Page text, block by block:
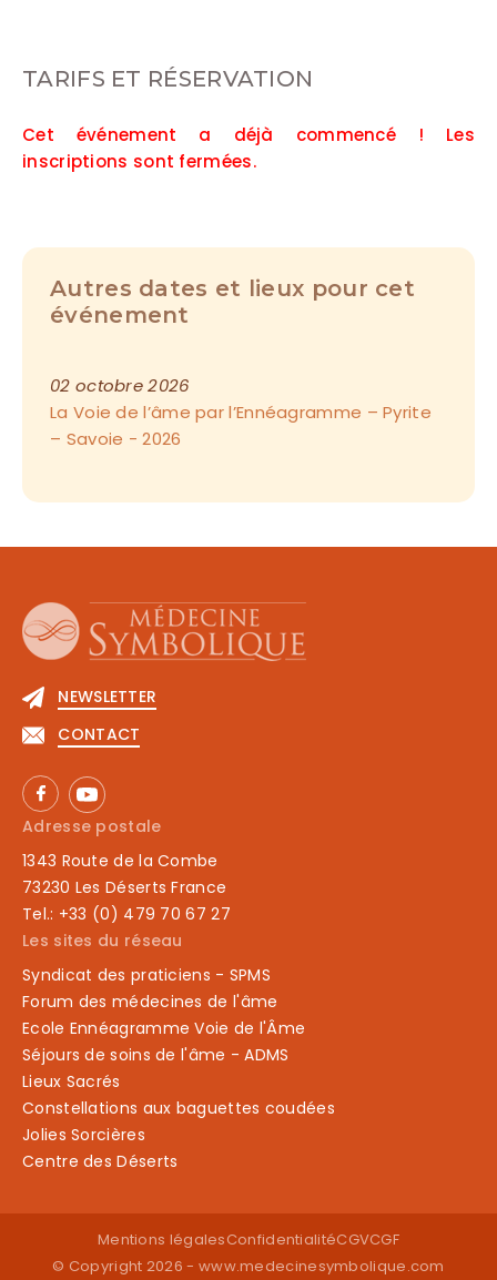
TARIFS ET RÉSERVATION
Cet événement a déjà commencé ! Les
inscriptions sont fermées.
Autres dates et lieux pour cet
événement
02 octobre 2026
La Voie de l’âme par l’Ennéagramme – Pyrite
– Savoie - 2026
NEWSLETTER
CONTACT
Adresse postale
1343 Route de la Combe
73230 Les Déserts France
Tel.: +33 (0) 479 70 67 27
Les sites du réseau
Syndicat des praticiens - SPMS
Forum des médecines de l'âme
Ecole Ennéagramme Voie de l'Âme
Séjours de soins de l'âme - ADMS
Lieux Sacrés
Constellations aux baguettes coudées
Jolies Sorcières
Centre des Déserts
© Copyright 2026 - www.medecinesymbolique.com
Mentions légalesConfidentialitéCGVCGF